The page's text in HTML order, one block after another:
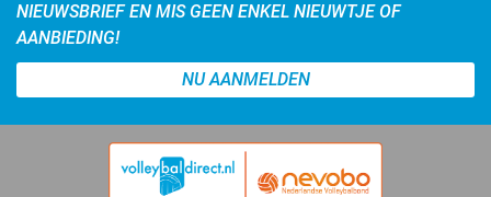
NIEUWSBRIEF EN MIS GEEN ENKEL NIEUWTJE OF
AANBIEDING!
NU AANMELDEN